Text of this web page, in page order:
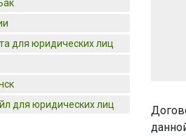
для юридических лиц
для юридических лиц